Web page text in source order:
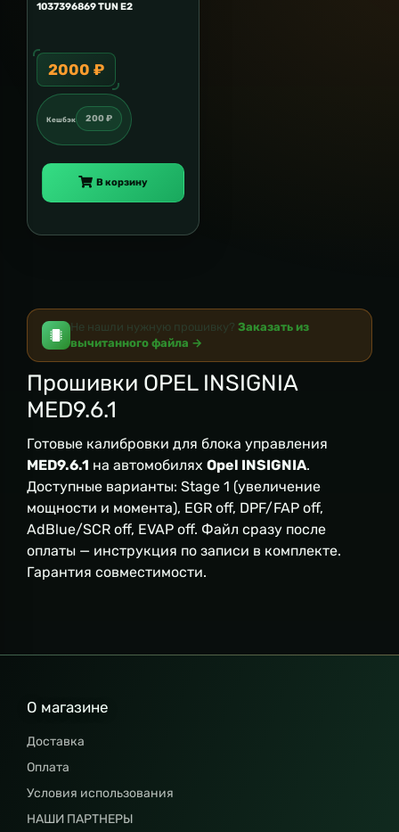
1037396869 TUN E2
2000 ₽
Кешбэк 200 ₽
В корзину
Не нашли нужную прошивку? Заказать из
вычитанного файла →
Прошивки OPEL INSIGNIA
MED9.6.1
Готовые калибровки для блока управления
MED9.6.1 на автомобилях Opel INSIGNIA.
Доступные варианты: Stage 1 (увеличение
мощности и момента), EGR off, DPF/FAP off,
AdBlue/SCR off, EVAP off. Файл сразу после
оплаты — инструкция по записи в комплекте.
Гарантия совместимости.
О магазине
Доставка
Оплата
Условия использования
НАШИ ПАРТНЕРЫ